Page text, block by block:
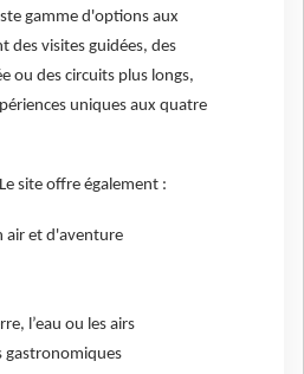
gamme d'options aux
des visites guidées, des
ou des circuits plus longs,
uniques aux quatre
site offre également :
air et d'aventure
l’eau ou les airs
gastronomiques